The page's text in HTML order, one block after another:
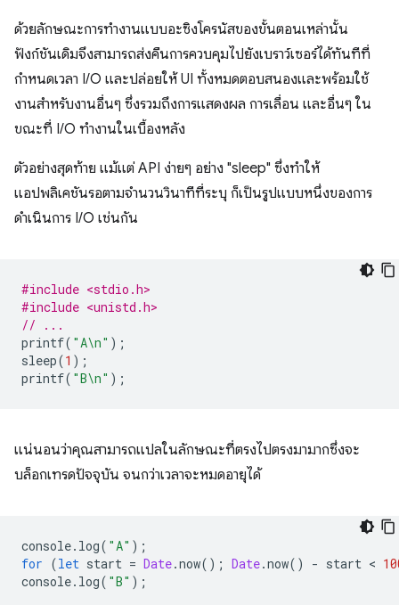
ด้วยลักษณะการทำงานแบบอะซิงโครนัสของขั้นตอนเหล่านั้น
ฟังก์ชันเดิมจึงสามารถส่งคืนการควบคุมไปยังเบราว์เซอร์ได้ทันทีที่
กำหนดเวลา I/O และปล่อยให้ UI ทั้งหมดตอบสนองและพร้อมใช้
งานสำหรับงานอื่นๆ ซึ่งรวมถึงการแสดงผล การเลื่อน และอื่นๆ ใน
ขณะที่ I/O ทำงานในเบื้องหลัง
ตัวอย่างสุดท้าย แม้แต่ API ง่ายๆ อย่าง "sleep" ซึ่งทำให้
แอปพลิเคชันรอตามจำนวนวินาทีที่ระบุ ก็เป็นรูปแบบหนึ่งของการ
ดำเนินการ I/O เช่นกัน
#include <stdio.h>
#include <unistd.h>
// ...
printf( "A\n" );
sleep(1 );
printf( "B\n" );
แน่นอนว่าคุณสามารถแปลในลักษณะที่ตรงไปตรงมามากซึ่งจะ
บล็อกเทรดปัจจุบัน จนกว่าเวลาจะหมดอายุได้
console. log( "A" );
for (let start = Date.now(); Date.now() - start <
console. log( "B" );